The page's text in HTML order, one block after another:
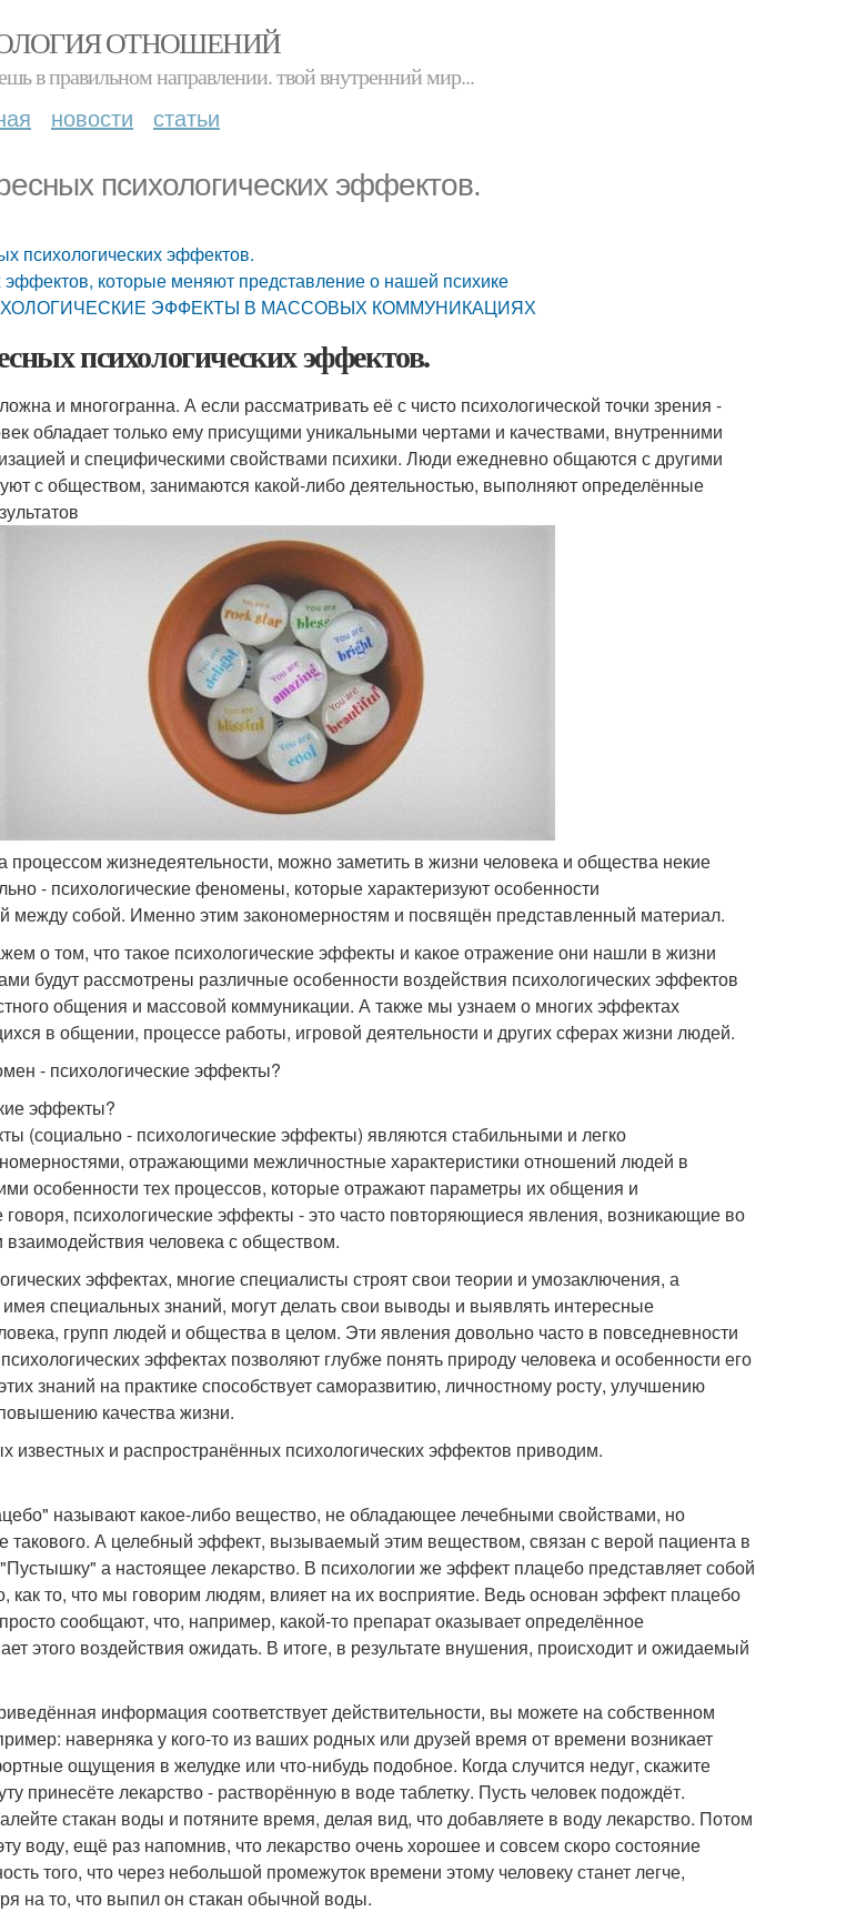
ОТНОШЕНИЙ
в правильном направлении. твой внутренний мир...
новости статьи
психологических эффектов.
психологических эффектов.
эффектов, которые меняют представление о нашей психике
ЭФФЕКТЫ В МАССОВЫХ КОММУНИКАЦИЯХ
психологических эффектов.
и многогранна. А если рассматривать её с чисто психологической точки зрения -
обладает только ему присущими уникальными чертами и качествами, внутренними
и специфическими свойствами психики. Люди ежедневно общаются с другими
с обществом, занимаются какой-либо деятельностью, выполняют определённые
процессом жизнедеятельности, можно заметить в жизни человека и общества некие
- психологические феномены, которые характеризуют особенности
между собой. Именно этим закономерностям и посвящён представленный материал.
о том, что такое психологические эффекты и какое отражение они нашли в жизни
будут рассмотрены различные особенности воздействия психологических эффектов
общения и массовой коммуникации. А также мы узнаем о многих эффектах
в общении, процессе работы, игровой деятельности и других сферах жизни людей.
- психологические эффекты?
эффекты?
(социально - психологические эффекты) являются стабильными и легко
отражающими межличностные характеристики отношений людей в
особенности тех процессов, которые отражают параметры их общения и
психологические эффекты - это часто повторяющиеся явления, возникающие во
человека с обществом.
эффектах, многие специалисты строят свои теории и умозаключения, а
специальных знаний, могут делать свои выводы и выявлять интересные
групп людей и общества в целом. Эти явления довольно часто в повседневности
эффектах позволяют глубже понять природу человека и особенности его
знаний на практике способствует саморазвитию, личностному росту, улучшению
качества жизни.
и распространённых психологических эффектов приводим.
называют какое-либо вещество, не обладающее лечебными свойствами, но
такового. А целебный эффект, вызываемый этим веществом, связан с верой пациента в
а настоящее лекарство. В психологии же эффект плацебо представляет собой
как то, что мы говорим людям, влияет на их восприятие. Ведь основан эффект плацебо
сообщают, что, например, какой-то препарат оказывает определённое
этого воздействия ожидать. В итоге, в результате внушения, происходит и ожидаемый
информация соответствует действительности, вы можете на собственном
наверняка у кого-то из ваших родных или друзей время от времени возникает
ощущения в желудке или что-нибудь подобное. Когда случится недуг, скажите
принесёте лекарство - растворённую в воде таблетку. Пусть человек подождёт.
стакан воды и потяните время, делая вид, что добавляете в воду лекарство. Потом
воду, ещё раз напомнив, что лекарство очень хорошее и совсем скоро состояние
того, что через небольшой промежуток времени этому человеку станет легче,
на то, что выпил он стакан обычной воды.